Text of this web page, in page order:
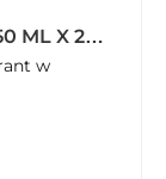
ML X 2
w